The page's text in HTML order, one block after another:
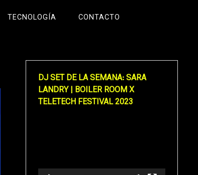
TECNOLOGÍA CONTACTO
DJ SET DE LA SEMANA: SARA
LANDRY | BOILER ROOM X
TELETECH FESTIVAL 2023